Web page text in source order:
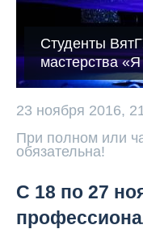
Студенты
мастерства
23 ноября 2016,
При полном или
обязательна!
С 18 по 27